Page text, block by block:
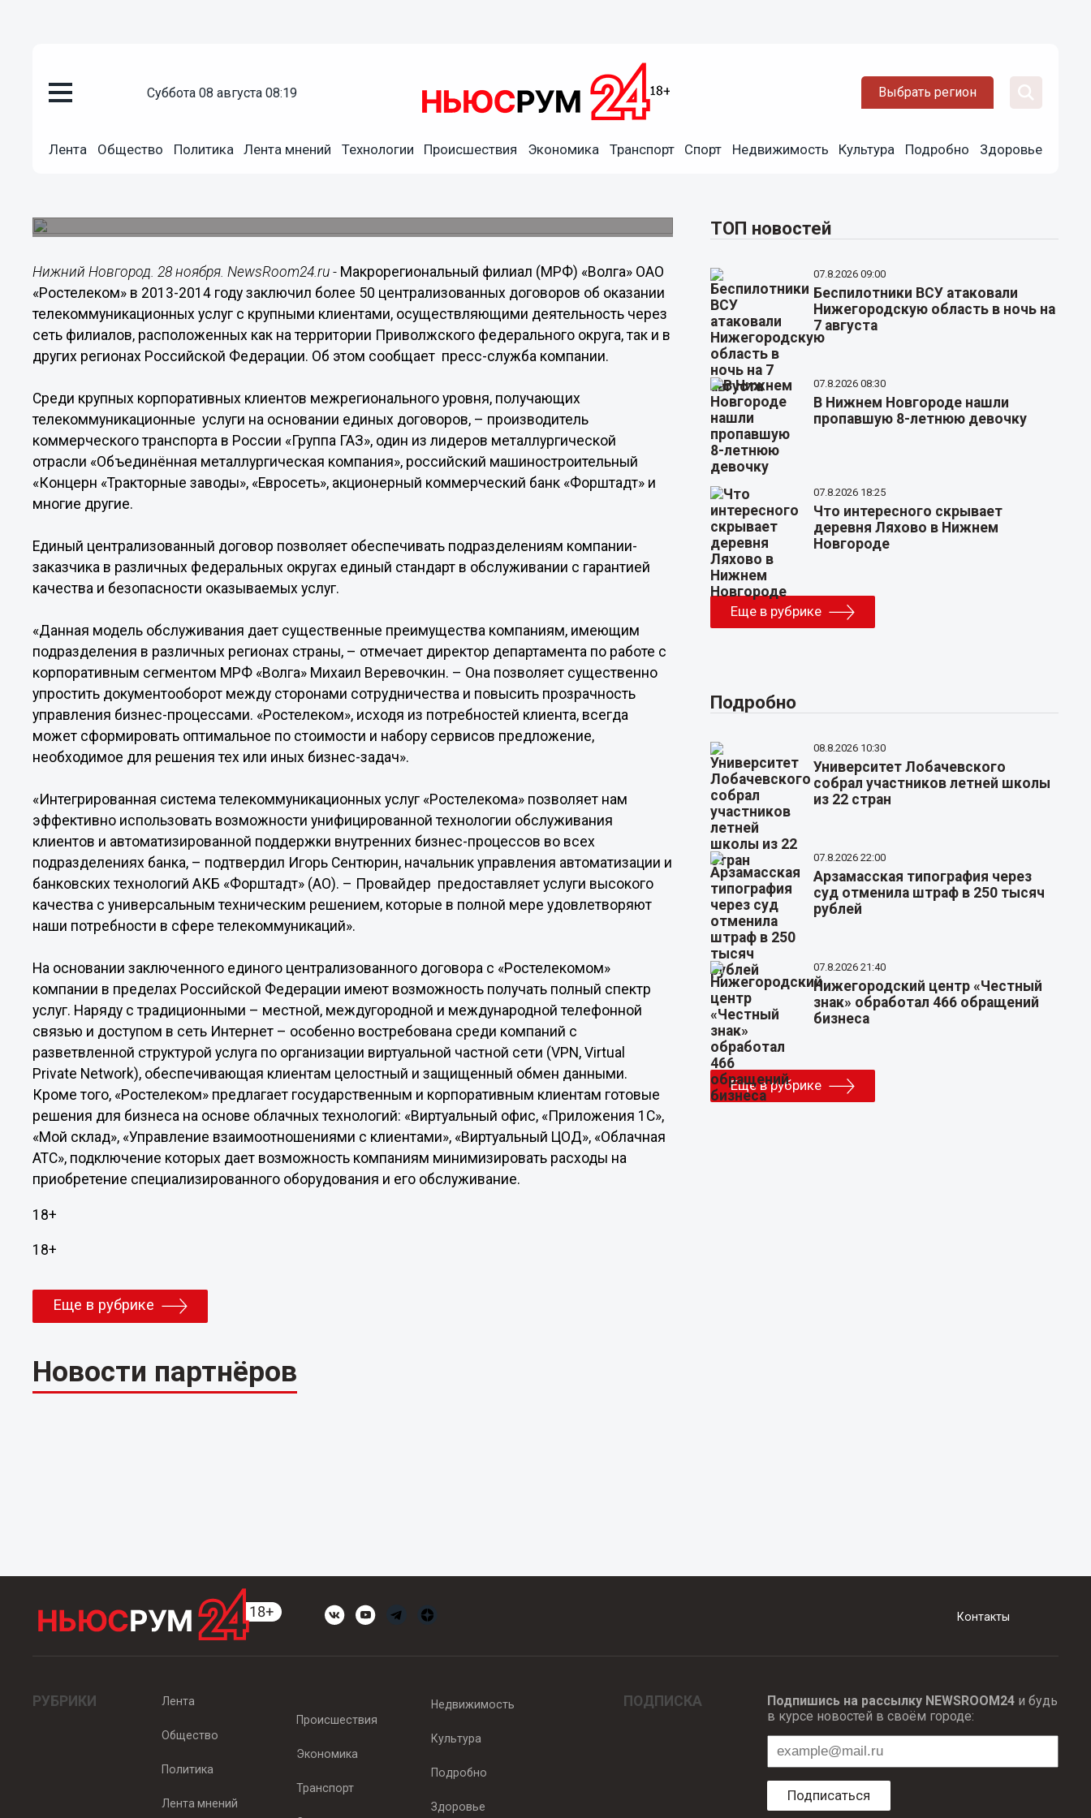
суббота 08 августа 08:19 Выбрать регион
Лента Общество Политика Лента мнений Технологии Происшествия Экономика Транспорт Спорт Недвижимость Культура Подробно Здоровье
«Ростелеком» заключил на территории ПФО более 50
Нижний Новгород. 28 ноября. NewsRoom24.ru - Макрорегиональный филиал (МРФ) «Волга» ОАО
«Ростелеком» в 2013-2014 году заключил более 50 централизованных договоров об оказании
телекоммуникационных услуг с крупными клиентами, осуществляющими деятельность через
сеть филиалов, расположенных как на территории Приволжского федерального округа, так и в
других регионах Российской Федерации. Об этом сообщает пресс-служба компании.
Среди крупных корпоративных клиентов межрегионального уровня, получающих
телекоммуникационные услуги на основании единых договоров, – производитель
коммерческого транспорта в России «Группа ГАЗ», один из лидеров металлургической
отрасли «Объединённая металлургическая компания», российский машиностроительный
«Концерн «Тракторные заводы», «Евросеть», акционерный коммерческий банк «Форштадт» и
многие другие.
Единый централизованный договор позволяет обеспечивать подразделениям компании-
заказчика в различных федеральных округах единый стандарт в обслуживании с гарантией
качества и безопасности оказываемых услуг.
«Данная модель обслуживания дает существенные преимущества компаниям, имеющим
подразделения в различных регионах страны, – отмечает директор департамента по работе с
корпоративным сегментом МРФ «Волга» Михаил Веревочкин. – Она позволяет существенно
упростить документооборот между сторонами сотрудничества и повысить прозрачность
управления бизнес-процессами. «Ростелеком», исходя из потребностей клиента, всегда
может сформировать оптимальное по стоимости и набору сервисов предложение,
необходимое для решения тех или иных бизнес-задач».
«Интегрированная система телекоммуникационных услуг «Ростелекома» позволяет нам
эффективно использовать возможности унифицированной технологии обслуживания
клиентов и автоматизированной поддержки внутренних бизнес-процессов во всех
подразделениях банка, – подтвердил Игорь Сентюрин, начальник управления автоматизации и
банковских технологий АКБ «Форштадт» (АО). – Провайдер предоставляет услуги высокого
качества с универсальным техническим решением, которые в полной мере удовлетворяют
наши потребности в сфере телекоммуникаций».
На основании заключенного единого централизованного договора с «Ростелекомом»
компании в пределах Российской Федерации имеют возможность получать полный спектр
услуг. Наряду с традиционными – местной, междугородной и международной телефонной
связью и доступом в сеть Интернет – особенно востребована среди компаний с
разветвленной структурой услуга по организации виртуальной частной сети (VPN, Virtual
Private Network), обеспечивающая клиентам целостный и защищенный обмен данными.
Кроме того, «Ростелеком» предлагает государственным и корпоративным клиентам готовые
решения для бизнеса на основе облачных технологий: «Виртуальный офис, «Приложения 1С»,
«Мой склад», «Управление взаимоотношениями с клиентами», «Виртуальный ЦОД», «Облачная
АТС», подключение которых дает возможность компаниям минимизировать расходы на
приобретение специализированного оборудования и его обслуживание.
18+
18+
Еще в рубрике
Новости партнёров
ТОП новостей
07.8.2026 09:00
Беспилотники ВСУ атаковали
Нижегородскую область в ночь на
7 августа
07.8.2026 08:30
В Нижнем Новгороде нашли
пропавшую 8-летнюю девочку
07.8.2026 18:25
Что интересного скрывает
деревня Ляхово в Нижнем
Новгороде
Еще в рубрике
Подробно
08.8.2026 10:30
Университет Лобачевского
собрал участников летней школы
из 22 стран
07.8.2026 22:00
Арзамасская типография через
суд отменила штраф в 250 тысяч
рублей
07.8.2026 21:40
Нижегородский центр «Честный
знак» обработал 466 обращений
бизнеса
Еще в рубрике
Контакты
РУБРИКИ Лента
Общество
Политика
Лента мнений
Происшествия
Экономика
Транспорт
Недвижимость
Культура
Подробно
Здоровье
ПОДПИСКА Подпишись на рассылку NEWSROOM24и будь
в курсе новостей в своём городе:
Подписаться